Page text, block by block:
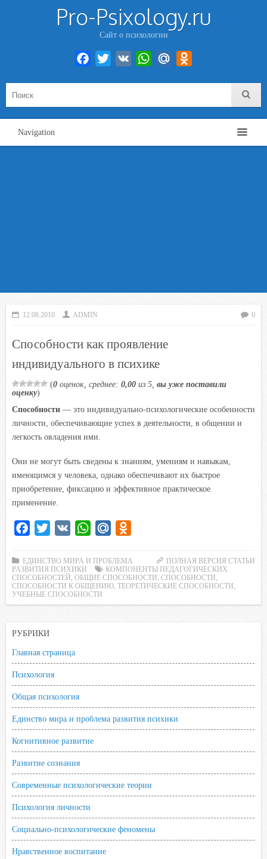
Pro-Psixology.ru
Сайт о психологии
Facebook
Twitter VK WhatsAppMail.Ru
Navigation
12.08.2010 ADMIN 0
Способности как проявление
индивидуального в психике
(0 оценок, среднее: 0,00 из 5, вы уже поставили
оценку)
Способности — это индивидуально-психологические особенности
личности, обеспечивающие успех в деятельности, в общении и
легкость овладения ими.
Они не могут быть сведены к знаниям, умениям и навыкам,
имеющимся у человека, однако обеспечивают их быстрое
приобретение, фиксацию и эффективное практическое
применение.
c
e
b
o
k
i
t
t
e
W
a
t
s
A
i
l
.
R
n
o
k
l
i
ПОЛНАЯ ВЕРСИЯ СТАТЬИ
ЕДИНСТВО МИРА И ПРОБЛЕМА
РАЗВИТИЯ ПСИХИКИ
КОМПОНЕНТЫ ПЕДАГОГИЧЕСКИХ
СПОСОБНОСТЕЙ ОБЩИЕ СПОСОБНОСТИ СПОСОБНОСТИ
СПОСОБНОСТИ К ОБЩЕНИЮ ТЕОРЕТИЧЕСКИЕ СПОСОБНОСТИ
УЧЕБНЫЕ СПОСОБНОСТИ
РУБРИКИ
Главная страница
Психология
Общая психология
Единство мира и проблема развития психики
Когнитивное развитие
Развитие сознания
Современные психологические теории
Психология личности
Социально-психологические феномены
Нравственное воспитание